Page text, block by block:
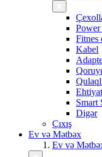
Power
Fitnes
Kabel
Smart
Digər
Çıxış
Ev və Mətbəx
Ev və